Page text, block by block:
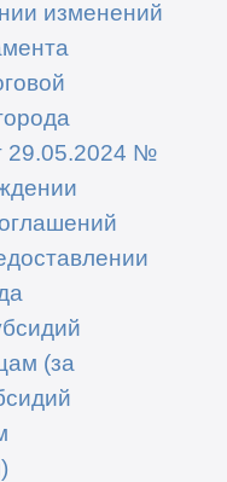
изменений
29.05.2024 №
(за